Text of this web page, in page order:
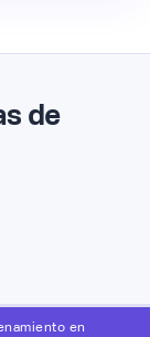
de
en